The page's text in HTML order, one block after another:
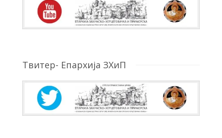
Твитер- Епархија ЗХиП